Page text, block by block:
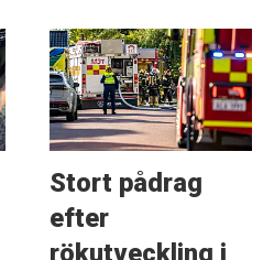
Stort pådrag
efter
rökutveckling i